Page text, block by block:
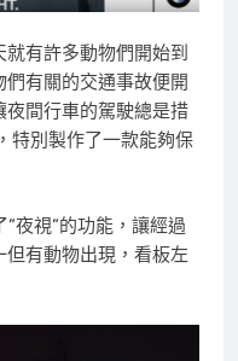
有許多動物們開始到
有關的交通事故便開
間行車的駕駛總是措
特別製作了一款能夠保
夜視”的功能，讓經過
有動物出現，看板左